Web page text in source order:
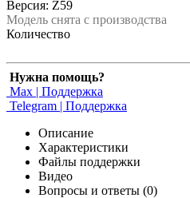
Версия: Z59
Модель снята с производства
Количество
Нужна помощь?
Max | Поддержка
Telegram | Поддержка
Описание
Характеристики
Файлы поддержки
Видео
Вопросы и ответы (0)